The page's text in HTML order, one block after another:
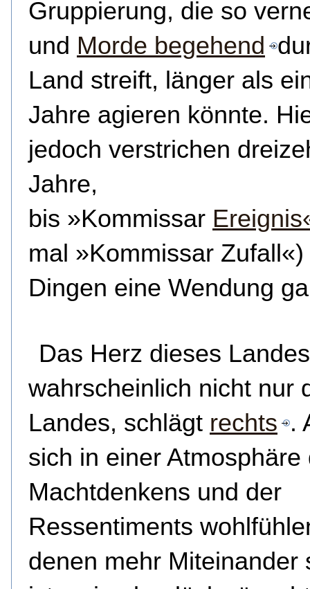
Gruppierung, die so
und Morde begehend
Land streift, länger als
Jahre agieren könnte.
jedoch verstrichen
Jahre,
bis »Kommissar
mal »Kommissar
Dingen eine Wendung
Das Herz dieses
wahrscheinlich nicht nur
Landes, schlägt rechts .
sich in einer Atmosphäre
Machtdenkens und der
Ressentiments
denen mehr Miteinander